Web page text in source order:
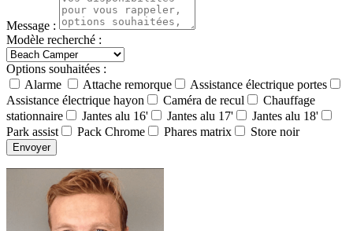
Message :
Modèle recherché :
Options souhaitées :
Alarme
Attache remorque
Assistance électrique portes
Assistance électrique hayon
Caméra de recul
Chauffage
stationnaire
Jantes alu 16' Jantes alu 17'
Jantes alu 18'
Park assist
Pack Chrome Phares matrix Store noir
Envoyer